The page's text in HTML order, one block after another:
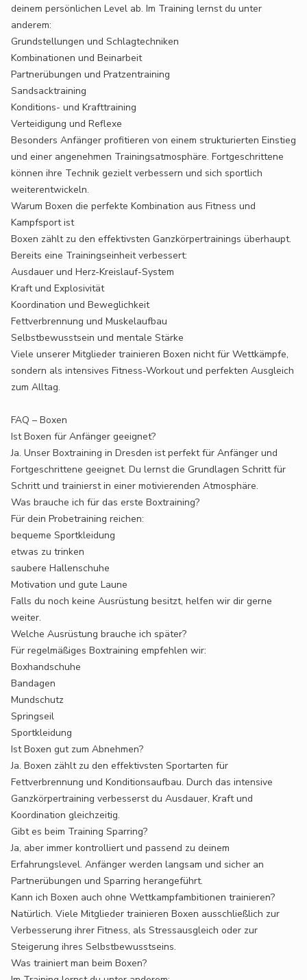
deinem persönlichen Level ab. Im Training lernst du unter
anderem:
Grundstellungen und Schlagtechniken
Kombinationen und Beinarbeit
Partnerübungen und Pratzentraining
Sandsacktraining
Konditions- und Krafttraining
Verteidigung und Reflexe
Besonders Anfänger profitieren von einem strukturierten Einstieg
und einer angenehmen Trainingsatmosphäre. Fortgeschrittene
können ihre Technik gezielt verbessern und sich sportlich
weiterentwickeln.
Warum Boxen die perfekte Kombination aus Fitness und
Kampfsport ist
Boxen zählt zu den effektivsten Ganzkörpertrainings überhaupt.
Bereits eine Trainingseinheit verbessert:
Ausdauer und Herz-Kreislauf-System
Kraft und Explosivität
Koordination und Beweglichkeit
Fettverbrennung und Muskelaufbau
Selbstbewusstsein und mentale Stärke
Viele unserer Mitglieder trainieren Boxen nicht für Wettkämpfe,
sondern als intensives Fitness-Workout und perfekten Ausgleich
zum Alltag.
FAQ – Boxen
Ist Boxen für Anfänger geeignet?
Ja. Unser Boxtraining in Dresden ist perfekt für Anfänger und
Fortgeschrittene geeignet. Du lernst die Grundlagen Schritt für
Schritt und trainierst in einer motivierenden Atmosphäre.
Was brauche ich für das erste Boxtraining?
Für dein Probetraining reichen:
bequeme Sportkleidung
etwas zu trinken
saubere Hallenschuhe
Motivation und gute Laune
Falls du noch keine Ausrüstung besitzt, helfen wir dir gerne
weiter.
Welche Ausrüstung brauche ich später?
Für regelmäßiges Boxtraining empfehlen wir:
Boxhandschuhe
Bandagen
Mundschutz
Springseil
Sportkleidung
Ist Boxen gut zum Abnehmen?
Ja. Boxen zählt zu den effektivsten Sportarten für
Fettverbrennung und Konditionsaufbau. Durch das intensive
Ganzkörpertraining verbesserst du Ausdauer, Kraft und
Koordination gleichzeitig.
Gibt es beim Training Sparring?
Ja, aber immer kontrolliert und passend zu deinem
Erfahrungslevel. Anfänger werden langsam und sicher an
Partnerübungen und Sparring herangeführt.
Kann ich Boxen auch ohne Wettkampfambitionen trainieren?
Natürlich. Viele Mitglieder trainieren Boxen ausschließlich zur
Verbesserung ihrer Fitness, als Stressausgleich oder zur
Steigerung ihres Selbstbewusstseins.
Was trainiert man beim Boxen?